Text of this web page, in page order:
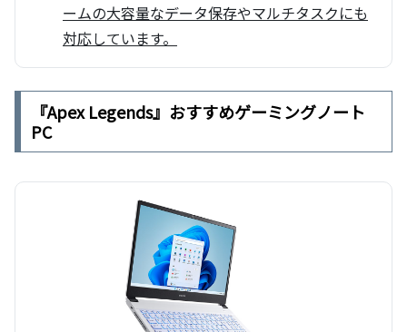
ームの大容量なデータ保存やマルチタスクにも
対応しています。
『Apex Legends』おすすめゲーミングノート
PC